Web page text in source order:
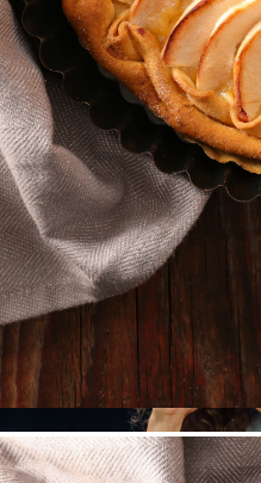
— Далеко Не Всегда
Излишков Алкоголя.